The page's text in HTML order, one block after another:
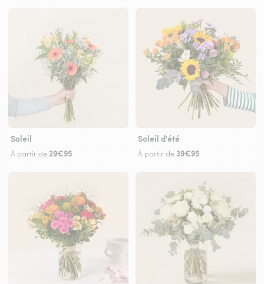
Soleil
À partir de 29€95
Soleil d'été
À partir de 39€95